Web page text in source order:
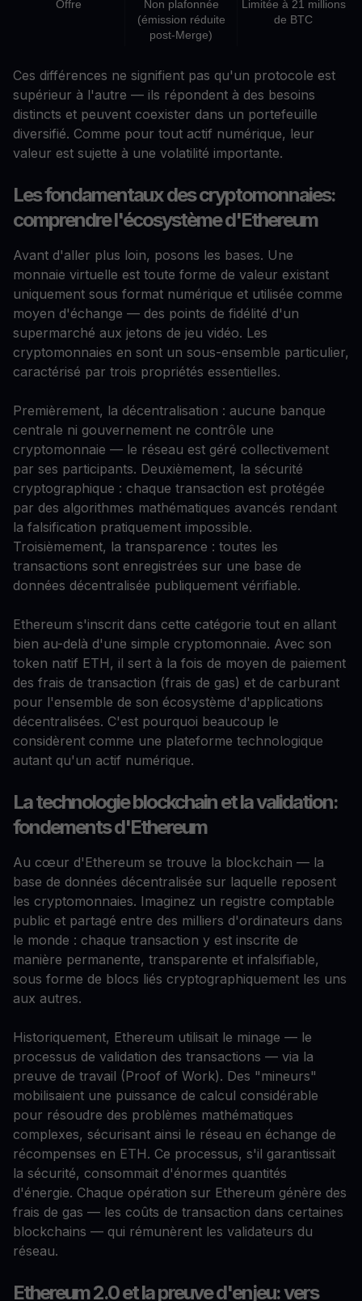
Offre
Non plafonnée
(émission réduite
post-Merge)
Limitée à 21 millions
de BTC
Ces différences ne signifient pas qu'un protocole est
supérieur à l'autre — ils répondent à des besoins
distincts et peuvent coexister dans un portefeuille
diversifié. Comme pour tout actif numérique, leur
valeur est sujette à une volatilité importante.
Les fondamentaux des cryptomonnaies:
comprendre l'écosystème d'Ethereum
Avant d'aller plus loin, posons les bases. Une
monnaie virtuelle est toute forme de valeur existant
uniquement sous format numérique et utilisée comme
moyen d'échange — des points de fidélité d'un
supermarché aux jetons de jeu vidéo. Les
cryptomonnaies en sont un sous-ensemble particulier,
caractérisé par trois propriétés essentielles.
Premièrement, la décentralisation : aucune banque
centrale ni gouvernement ne contrôle une
cryptomonnaie — le réseau est géré collectivement
par ses participants. Deuxièmement, la sécurité
cryptographique : chaque transaction est protégée
par des algorithmes mathématiques avancés rendant
la falsification pratiquement impossible.
Troisièmement, la transparence : toutes les
transactions sont enregistrées sur une base de
données décentralisée publiquement vérifiable.
Ethereum s'inscrit dans cette catégorie tout en allant
bien au-delà d'une simple cryptomonnaie. Avec son
token natif ETH, il sert à la fois de moyen de paiement
des frais de transaction (frais de gas) et de carburant
pour l'ensemble de son écosystème d'applications
décentralisées. C'est pourquoi beaucoup le
considèrent comme une plateforme technologique
autant qu'un actif numérique.
La technologie blockchain et la validation:
fondements d'Ethereum
Au cœur d'Ethereum se trouve la blockchain — la
base de données décentralisée sur laquelle reposent
les cryptomonnaies. Imaginez un registre comptable
public et partagé entre des milliers d'ordinateurs dans
le monde : chaque transaction y est inscrite de
manière permanente, transparente et infalsifiable,
sous forme de blocs liés cryptographiquement les uns
aux autres.
Historiquement, Ethereum utilisait le minage — le
processus de validation des transactions — via la
preuve de travail (Proof of Work). Des "mineurs"
mobilisaient une puissance de calcul considérable
pour résoudre des problèmes mathématiques
complexes, sécurisant ainsi le réseau en échange de
récompenses en ETH. Ce processus, s'il garantissait
la sécurité, consommait d'énormes quantités
d'énergie. Chaque opération sur Ethereum génère des
frais de gas — les coûts de transaction dans certaines
blockchains — qui rémunèrent les validateurs du
réseau.
Ethereum 2.0 et la preuve d'enjeu: vers